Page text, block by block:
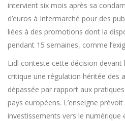
intervient six mois après sa
d’euros à Intermarché pour des
liées à des promotions dont la
pendant 15 semaines, comme
Lidl conteste cette décision
critique une régulation héritée des
dépassée par rapport aux
pays européens. L’enseigne
investissements vers le numérique